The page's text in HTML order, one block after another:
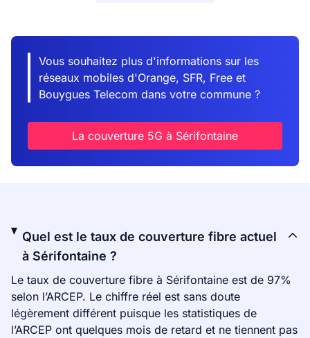
Vous souhaitez plus d'informations sur les
réseaux mobiles d'Orange, SFR, Free et
Bouygues Telecom dans votre commune ?
La couverture 5G à Sérifontaine
Quel est le taux de couverture fibre actuel
à Sérifontaine ?
Le taux de couverture fibre à Sérifontaine est de 97%
selon l’ARCEP. Le chiffre réel est sans doute
légèrement différent puisque les statistiques de
l’ARCEP ont quelques mois de retard et ne tiennent pas